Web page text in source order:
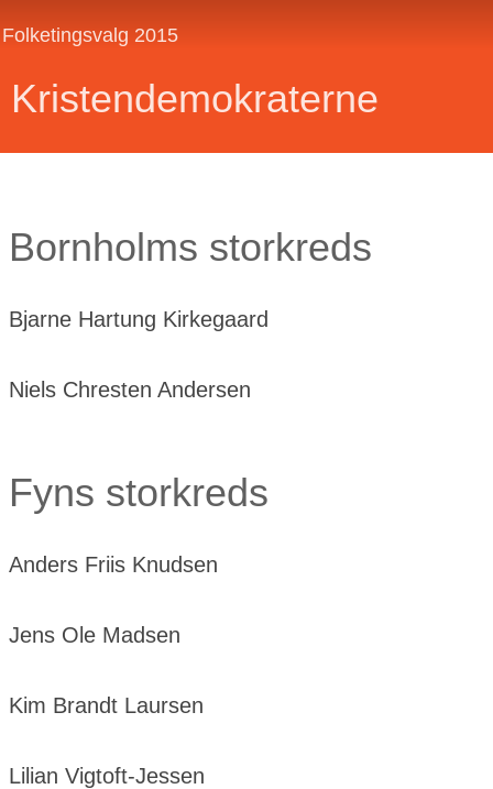
Folketingsvalg 2015
Kristendemokraterne
Bornholms storkreds
Bjarne Hartung Kirkegaard
Niels Chresten Andersen
Fyns storkreds
Anders Friis Knudsen
Jens Ole Madsen
Kim Brandt Laursen
Lilian Vigtoft-Jessen